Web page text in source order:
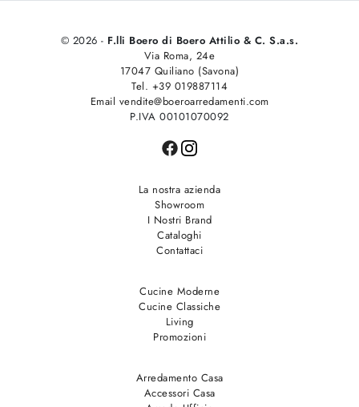
© 2026 - F.lli Boero di Boero Attilio & C. S.a.s.
Via Roma, 24e
17047 Quiliano (Savona)
Tel. +39 019887114
Email vendite@boeroarredamenti.com
P.IVA 00101070092
La nostra azienda
Showroom
I Nostri Brand
Cataloghi
Contattaci
Cucine Moderne
Cucine Classiche
Living
Promozioni
Arredamento Casa
Accessori Casa